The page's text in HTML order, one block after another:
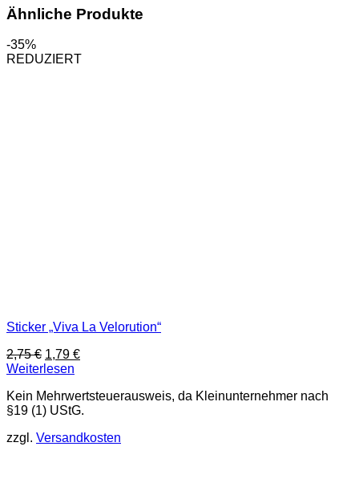
Ähnliche Produkte
-35%
REDUZIERT
Sticker „Viva La Velorution“
2,75€ Ursprünglicher
Preis
2,75 €
1,79 €Aktueller
1,79 €.
Weiterlesen
Kein Mehrwertsteuerausweis, da Kleinunternehmer nach
§19 (1) UStG.
zzgl. Versandkosten